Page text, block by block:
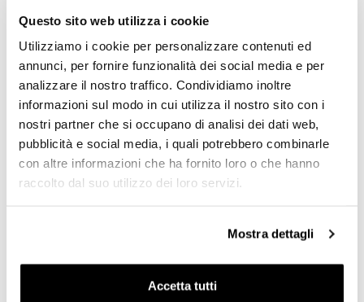
Questo sito web utilizza i cookie
Utilizziamo i cookie per personalizzare contenuti ed
annunci, per fornire funzionalità dei social media e per
analizzare il nostro traffico. Condividiamo inoltre
informazioni sul modo in cui utilizza il nostro sito con i
nostri partner che si occupano di analisi dei dati web,
pubblicità e social media, i quali potrebbero combinarle
con altre informazioni che ha fornito loro o che hanno
raccolto dal suo utilizzo dei loro servizi.
Mostra dettagli
Accetta tutti
10L - 14L
1075g
Per offrirvi il meglio miglioriamo costantemente nei
dettagli i nostri prodotti. Le immagini potrebbero essere
riferite ad una versione precedente.
OPINIONE DEI CLIENTI